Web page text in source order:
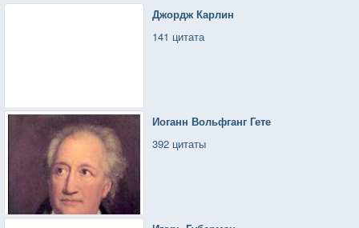
Джордж Карлин
141 цитата
Иоганн Вольфганг Гете
392 цитаты